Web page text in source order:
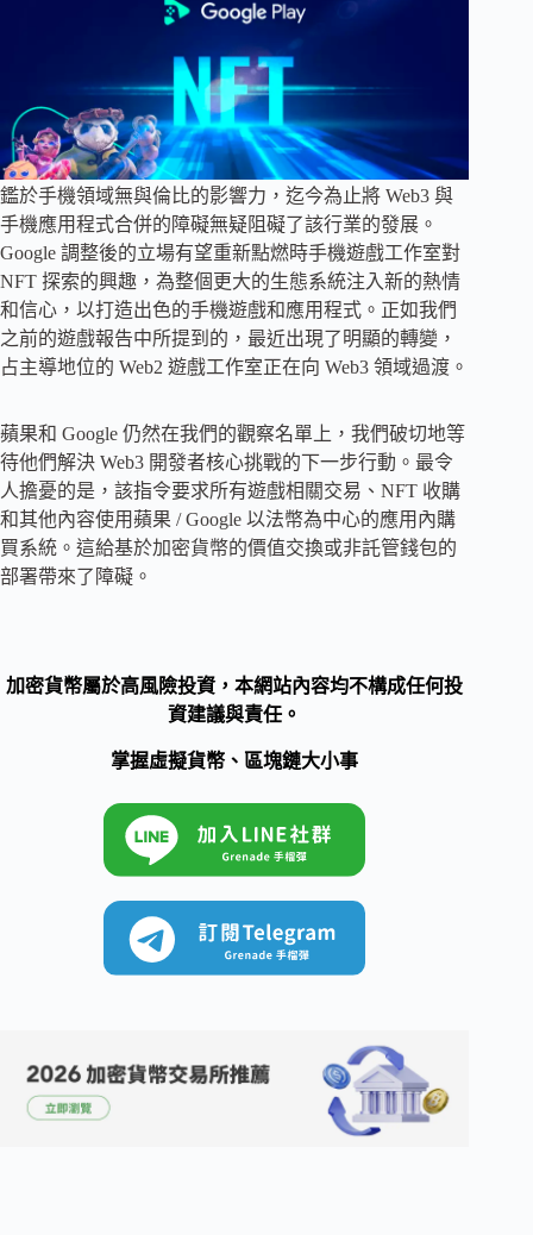
鑑於手機領域無與倫比的影響力，迄今為止將 Web3 與
手機應用程式合併的障礙無疑阻礙了該行業的發展。
Google 調整後的立場有望重新點燃時手機遊戲工作室對
NFT 探索的興趣，為整個更大的生態系統注入新的熱情
和信心，以打造出色的手機遊戲和應用程式。正如我們
之前的遊戲報告中所提到的，最近出現了明顯的轉變，
占主導地位的 Web2 遊戲工作室正在向 Web3 領域過渡。
蘋果和 Google 仍然在我們的觀察名單上，我們破切地等
待他們解決 Web3 開發者核心挑戰的下一步行動。最令
人擔憂的是，該指令要求所有遊戲相關交易、NFT 收購
和其他內容使用蘋果 / Google 以法幣為中心的應用內購
買系統。這給基於加密貨幣的價值交換或非託管錢包的
部署帶來了障礙。
加密貨幣屬於高風險投資，本網站內容均不構成任何投
資建議與責任。
掌握虛擬貨幣、區塊鏈大小事